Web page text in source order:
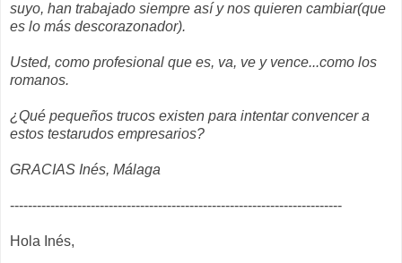
suyo, han trabajado siempre así y nos quieren cambiar(que
es lo más descorazonador).
Usted, como profesional que es, va, ve y vence...como los
romanos.
¿Qué pequeños trucos existen para intentar convencer a
estos testarudos empresarios?
GRACIAS Inés, Málaga
--------------------------------------------------------------------------
Hola Inés,